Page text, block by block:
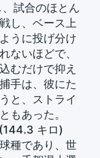
試合のほとん
し、ベース上
うに投げ分け
ないほどで、
むだけで抑え
手は、彼にた
と、ストライ
もあった。
キロ)
種であり、世